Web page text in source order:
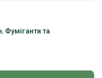
, Фуміганти та